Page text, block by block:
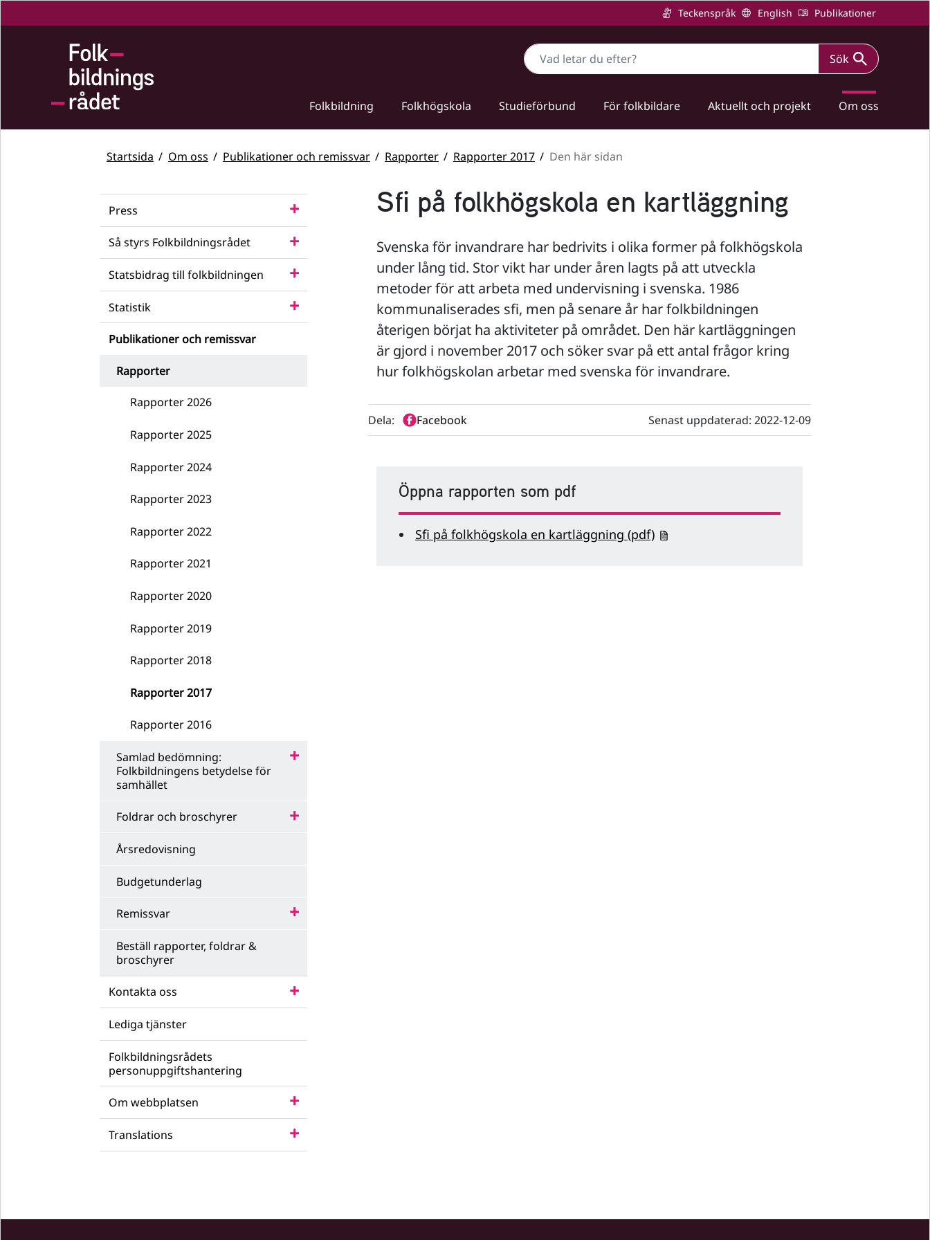
Teckenspråk English Publikationer
Sök Sök
Folkbildning Folkhögskola Studieförbund För folkbildare Aktuellt och projekt Om oss
Startsida Om oss Publikationer och remissvar Rapporter Rapporter 2017 Den här sidan
Press
Så styrs Folkbildningsrådet
Statsbidrag till folkbildningen
Statistik
Publikationer och remissvar
Rapporter
Rapporter 2026
Rapporter 2025
Rapporter 2024
Rapporter 2023
Rapporter 2022
Rapporter 2021
Rapporter 2020
Rapporter 2019
Rapporter 2018
Rapporter 2017
Rapporter 2016
Samlad bedömning:
Folkbildningens betydelse för
samhället
Foldrar och broschyrer
Årsredovisning
Budgetunderlag
Remissvar
Beställ rapporter, foldrar &
broschyrer
Kontakta oss
Lediga tjänster
Folkbildningsrådets
personuppgiftshantering
Om webbplatsen
Translations
Sfi på folkhögskola en kartläggning
Svenska för invandrare har bedrivits i olika former på folkhögskola
under lång tid. Stor vikt har under åren lagts på att utveckla
metoder för att arbeta med undervisning i svenska. 1986
kommunaliserades sfi, men på senare år har folkbildningen
återigen börjat ha aktiviteter på området. Den här kartläggningen
är gjord i november 2017 och söker svar på ett antal frågor kring
hur folkhögskolan arbetar med svenska för invandrare.
Dela: Facebook Senast uppdaterad: 2022-12-09
Öppna rapporten som pdf
Sfi på folkhögskola en kartläggning (pdf)